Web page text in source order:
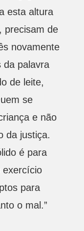
esta altura
precisam de
novamente
da palavra
de leite,
se
e não
da justiça.
é para
exercício
para
o mal.”